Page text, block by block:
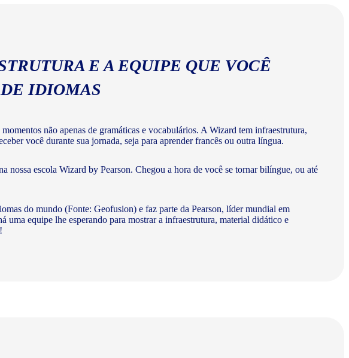
E A EQUIPE QUE VOCÊ
IDIOMAS
não apenas de gramáticas e vocabulários. A Wizard tem infraestrutura,
você durante sua jornada, seja para aprender francês ou outra língua.
nossa escola Wizard by Pearson. Chegou a hora de você se tornar bilíngue, ou até
do mundo (Fonte: Geofusion) e faz parte da Pearson, líder mundial em
uma equipe lhe esperando para mostrar a infraestrutura, material didático e